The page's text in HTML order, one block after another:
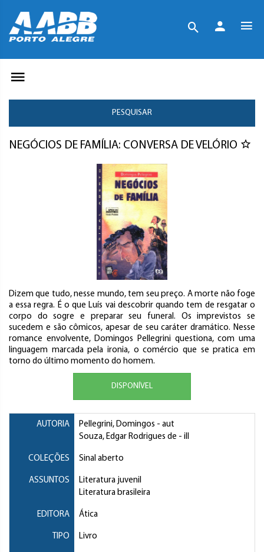
PESQUISAR
NEGÓCIOS DE FAMÍLIA: CONVERSA DE VELÓRIO
Dizem que tudo, nesse mundo, tem seu preço. A morte não foge
a essa regra. É o que Luís vai descobrir quando tem de resgatar o
corpo do sogre e preparar seu funeral. Os imprevistos se
sucedem e são cômicos, apesar de seu caráter dramático. Nesse
romance envolvente, Domingos Pellegrini questiona, com uma
linguagem marcada pela ironia, o comércio que se pratica em
torno do último momento do homem.
DISPONÍVEL
AUTORIA Pellegrini, Domingos - aut
Souza, Edgar Rodrigues de - ill
COLEÇÕES Sinal aberto
ASSUNTOS
Literatura juvenil
Literatura brasileira
EDITORA Ática
TIPO Livro